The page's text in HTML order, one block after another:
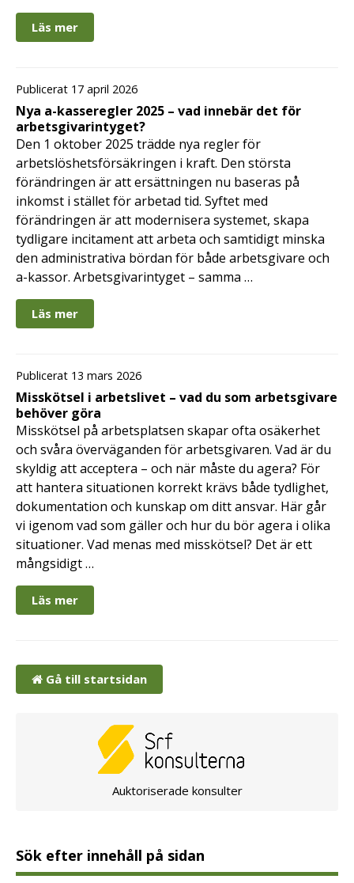
Läs mer
Publicerat 17 april 2026
Nya a-kasseregler 2025 – vad innebär det för
arbetsgivarintyget?
Den 1 oktober 2025 trädde nya regler för
arbetslöshetsförsäkringen i kraft. Den största
förändringen är att ersättningen nu baseras på
inkomst i stället för arbetad tid. Syftet med
förändringen är att modernisera systemet, skapa
tydligare incitament att arbeta och samtidigt minska
den administrativa bördan för både arbetsgivare och
a-kassor. Arbetsgivarintyget – samma …
Läs mer
Publicerat 13 mars 2026
Misskötsel i arbetslivet – vad du som arbetsgivare
behöver göra
Misskötsel på arbetsplatsen skapar ofta osäkerhet
och svåra överväganden för arbetsgivaren. Vad är du
skyldig att acceptera – och när måste du agera? För
att hantera situationen korrekt krävs både tydlighet,
dokumentation och kunskap om ditt ansvar. Här går
vi igenom vad som gäller och hur du bör agera i olika
situationer. Vad menas med misskötsel? Det är ett
mångsidigt …
Läs mer
Gå till startsidan
Auktoriserade konsulter
Sök efter innehåll på sidan